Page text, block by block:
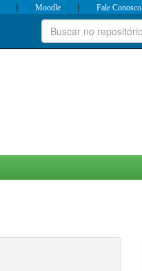
| Moodle | Fale Conosco